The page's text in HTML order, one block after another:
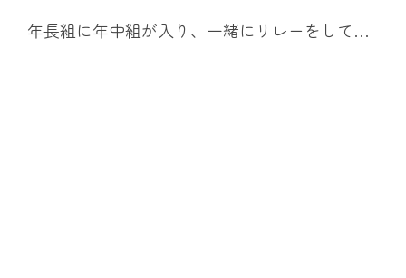
年長組に年中組が入り、一緒にリレーをして…